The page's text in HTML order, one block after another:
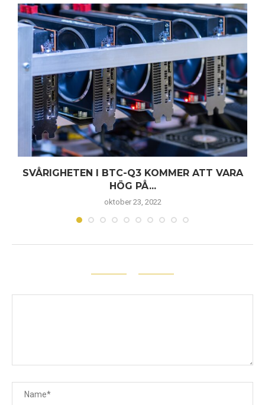
SVÅRIGHETEN I BTC-Q3 KOMMER ATT VARA
HÖG PÅ...
oktober 23, 2022